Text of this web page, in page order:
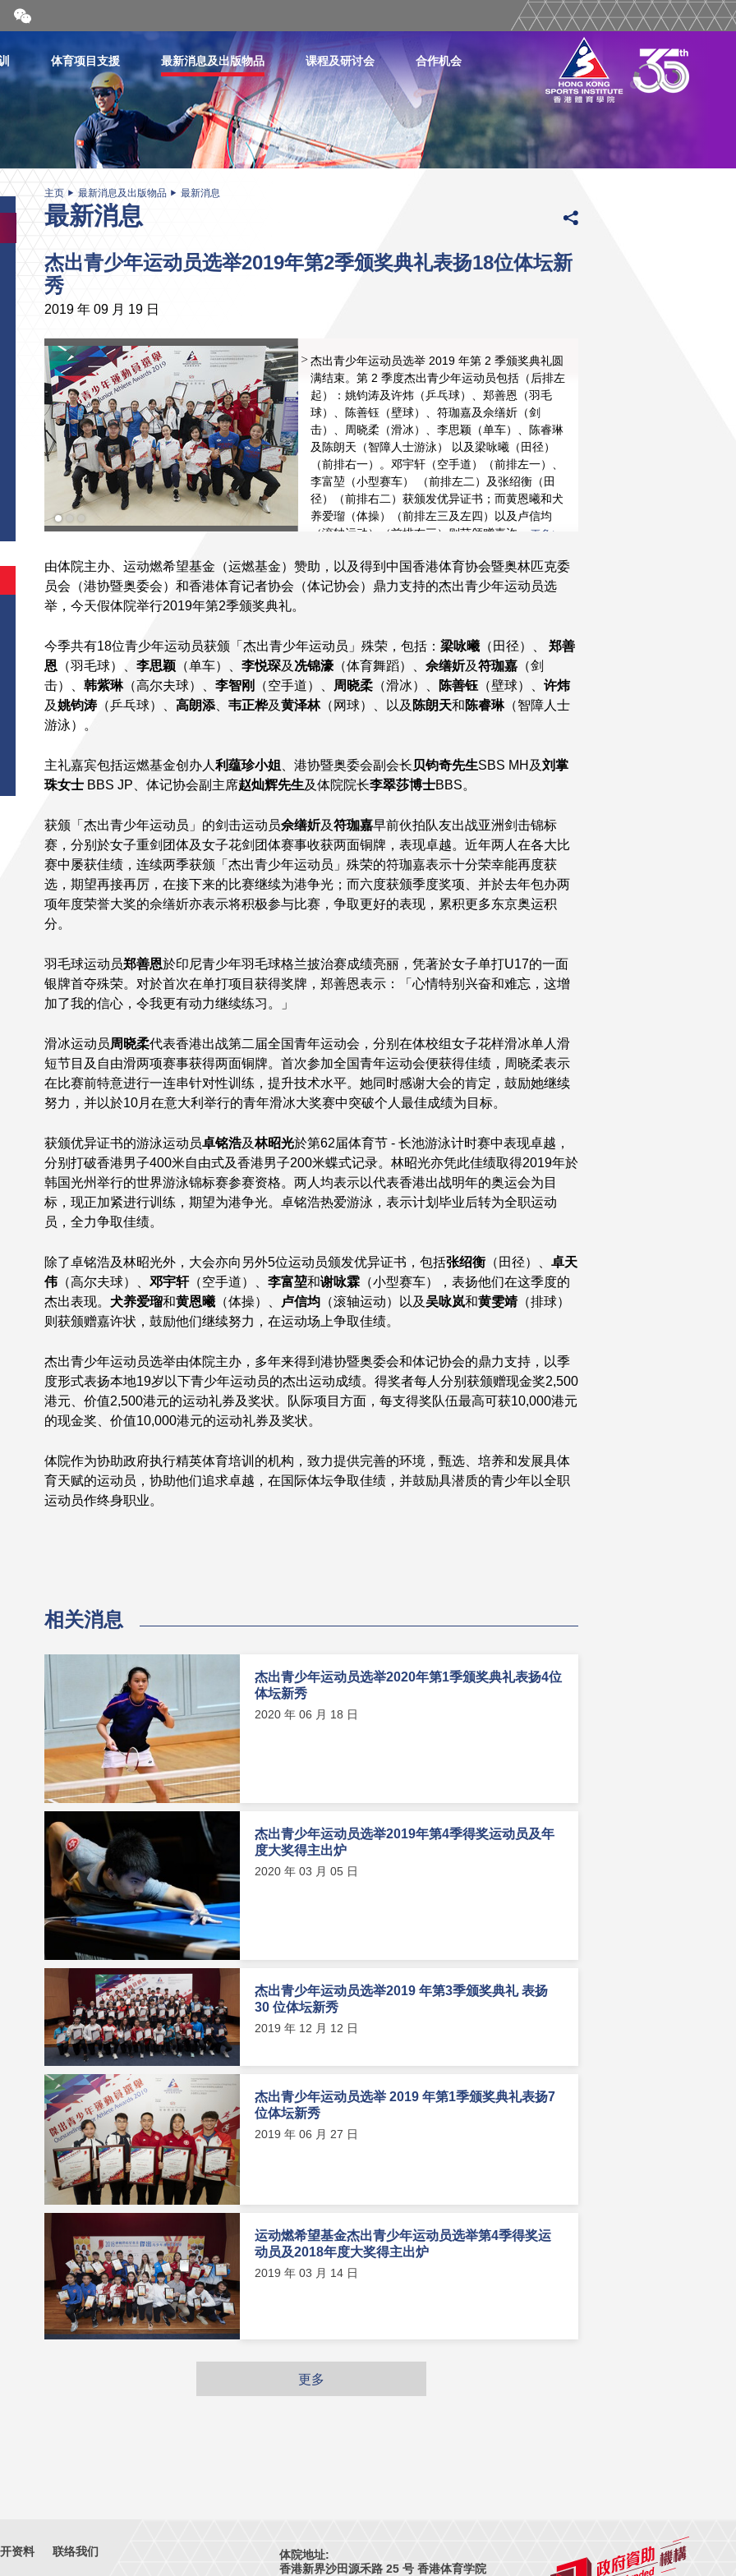
开
合
维
体育项目支援 最新消息及出版物品 课程及研讨会 合作机会
主页 最新消息及出版物品 最新消息
最新消息
杰出青少年运动员选举2019年第2季颁奖典礼表扬18位体坛新
秀
2019 年 09 月 19 日
杰出青少年运动员选举 2019 年第 2 季颁奖典礼圆
满结束。第 2 季度杰出青少年运动员包括（后排左
起）：姚钧涛及许炜（乒乓球）、郑善恩（羽毛
球）、陈善钰（壁球）、符珈嘉及佘缮妡（剑
击）、周晓柔（滑冰）、李思颖（单车）、陈睿琳
及陈朗天（智障人士游泳） 以及梁咏曦（田径）
（前排右一）。邓宇轩（空手道）（前排左一）、
李富堃（小型赛车） （前排左二）及张绍衡（田
径）（前排右二）获颁发优异证书；而黄恩曦和犬
养爱瑠（体操）（前排左三及左四）以及卢信均
（滚轴运动）（前排右三）则获颁赠嘉许... 更多
更多
由体院主办、运动燃希望基金（运燃基金）赞助，以及得到中国香港体育协会暨奥林匹克委
员会（港协暨奥委会）和香港体育记者协会（体记协会）鼎力支持的杰出青少年运动员选
举，今天假体院举行2019年第2季颁奖典礼。
今季共有18位青少年运动员获颁「杰出青少年运动员」殊荣，包括： 梁咏曦 （田径）、 郑善
恩 （羽毛球）、 李思颖 （单车）、 李悦琛及冼锦濠 （体育舞蹈）、 佘缮妡及符珈嘉 （剑
击）、 韩紫琳（高尔夫球）、 李智刚 （空手道）、 周晓柔 （滑冰）、 陈善钰 （壁球）、 许炜
及姚钧涛（乒乓球）、 高朗添 韦正桦及黄泽林（网球）、以及 陈朗天和陈睿琳（智障人士
游泳）。
主礼嘉宾包括运燃基金创办人 利蕴珍小姐 、港协暨奥委会副会长贝钧奇先生SBS MH及刘掌
珠女士 BBS JP、体记协会副主席赵灿辉先生及体院院长李翠莎博士BBS。
获颁「杰出青少年运动员」的剑击运动员佘缮妡及符珈嘉早前伙拍队友出战亚洲剑击锦标
赛，分别於女子重剑团体及女子花剑团体赛事收获两面铜牌，表现卓越。近年两人在各大比
赛中屡获佳绩，连续两季获颁「杰出青少年运动员」殊荣的符珈嘉表示十分荣幸能再度获
选，期望再接再厉，在接下来的比赛继续为港争光；而六度获颁季度奖项、并於去年包办两
项年度荣誉大奖的佘缮妡亦表示将积极参与比赛，争取更好的表现，累积更多东京奥运积
分。
羽毛球运动员郑善恩於印尼青少年羽毛球格兰披治赛成绩亮丽，凭著於女子单打U17的一面
银牌首夺殊荣。对於首次在单打项目获得奖牌，郑善恩表示：「心情特别兴奋和难忘，这增
加了我的信心，令我更有动力继续练习。」
滑冰运动员周晓柔代表香港出战第二届全国青年运动会，分别在体校组女子花样滑冰单人滑
短节目及自由滑两项赛事获得两面铜牌。首次参加全国青年运动会便获得佳绩，周晓柔表示
在比赛前特意进行一连串针对性训练，提升技术水平。她同时感谢大会的肯定，鼓励她继续
努力，并以於10月在意大利举行的青年滑冰大奖赛中突破个人最佳成绩为目标。
获颁优异证书的游泳运动员卓铭浩及林昭光於第62届体育节 - 长池游泳计时赛中表现卓越，
分别打破香港男子400米自由式及香港男子200米蝶式记录。林昭光亦凭此佳绩取得2019年於
韩国光州举行的世界游泳锦标赛参赛资格。两人均表示以代表香港出战明年的奥运会为目
标，现正加紧进行训练，期望为港争光。卓铭浩热爱游泳，表示计划毕业后转为全职运动
员，全力争取佳绩。
除了卓铭浩及林昭光外，大会亦向另外5位运动员颁发优异证书，包括张绍衡 （田径）、 卓天
伟 （高尔夫球）、 邓宇轩（空手道）、 李富堃和谢咏霖 （小型赛车），表扬他们在这季度的
杰出表现。 犬养爱瑠和黄恩曦 （体操）、 卢信均 （滚轴运动）以及吴咏岚和黄雯靖 （排球）
则获颁赠嘉许状，鼓励他们继续努力，在运动场上争取佳绩。
杰出青少年运动员选举由体院主办，多年来得到港协暨奥委会和体记协会的鼎力支持，以季
度形式表扬本地19岁以下青少年运动员的杰出运动成绩。得奖者每人分别获颁赠现金奖2,500
港元、价值2,500港元的运动礼券及奖状。队际项目方面，每支得奖队伍最高可获10,000港元
的现金奖、价值10,000港元的运动礼券及奖状。
体院作为协助政府执行精英体育培训的机构，致力提供完善的环境，甄选、培养和发展具体
育天赋的运动员，协助他们追求卓越，在国际体坛争取佳绩，并鼓励具潜质的青少年以全职
运动员作终身职业。
相关消息
杰出青少年运动员选举2020年第1季颁奖典礼表扬4位
体坛新秀
2020 年 06 月 18 日
杰出青少年运动员选举2019年第4季得奖运动员及年
度大奖得主出炉
2020 年 03 月 05 日
杰出青少年运动员选举2019 年第3季颁奖典礼 表扬
30 位体坛新秀
2019 年 12 月 12 日
杰出青少年运动员选举 2019 年第1季颁奖典礼表扬7
位体坛新秀
2019 年 06 月 27 日
运动燃希望基金杰出青少年运动员选举第4季得奖运
动员及2018年度大奖得主出炉
2019 年 03 月 14 日
更多
体院地址:
香港新界沙田源禾路 25 号 香港体育学院
资料 联络我们